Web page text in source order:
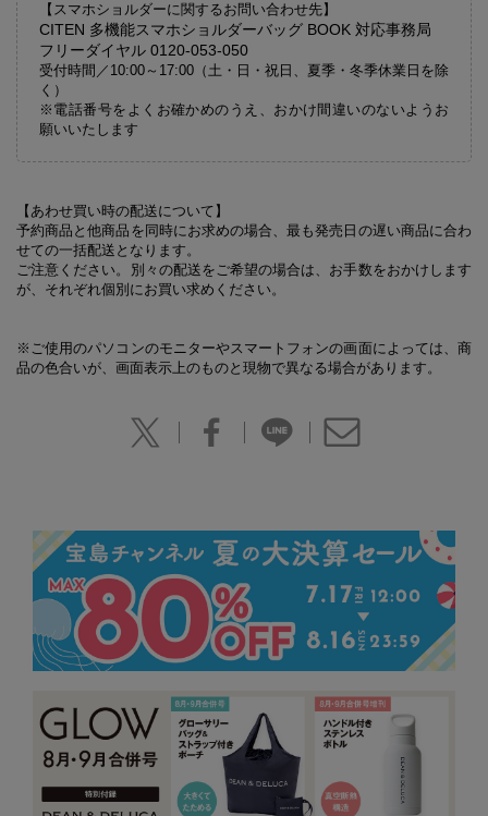
【スマホショルダーに関するお問い合わせ先】
CITEN 多機能スマホショルダーバッグ BOOK 対応事務局
フリーダイヤル 0120-053-050
受付時間／10:00～17:00（土・日・祝日、夏季・冬季休業日を除
く）
※電話番号をよくお確かめのうえ、おかけ間違いのないようお
願いいたします
【あわせ買い時の配送について】
予約商品と他商品を同時にお求めの場合、最も発売日の遅い商品に合わ
せての一括配送となります。
ご注意ください。別々の配送をご希望の場合は、お手数をおかけします
が、それぞれ個別にお買い求めください。
※ご使用のパソコンのモニターやスマートフォンの画面によっては、商
品の色合いが、画面表示上のものと現物で異なる場合があります。